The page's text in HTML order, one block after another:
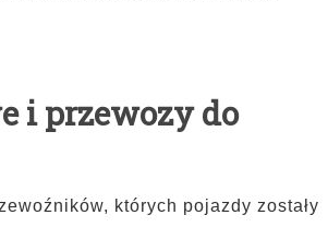
i przewozy do
których pojazdy zostały